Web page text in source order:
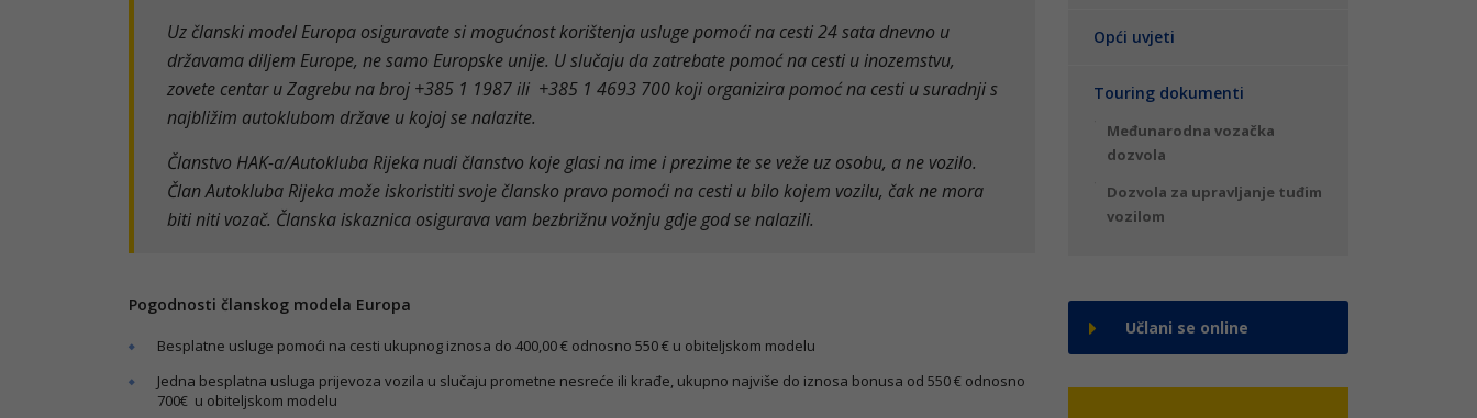
Uz članski model Europa osiguravate si mogućnost korištenja usluge pomoći na cesti 24 sata dnevno u
državama diljem Europe, ne samo Europske unije. U slučaju da zatrebate pomoć na cesti u inozemstvu,
zovete centar u Zagrebu na broj +385 1 1987 ili +385 1 4693 700 koji organizira pomoć na cesti u suradnji s
najbližim autoklubom države u kojoj se nalazite.
Članstvo HAK-a/Autokluba Rijeka nudi članstvo koje glasi na ime i prezime te se veže uz osobu, a ne vozilo.
Član Autokluba Rijeka može iskoristiti svoje člansko pravo pomoći na cesti u bilo kojem vozilu, čak ne mora
biti niti vozač. Članska iskaznica osigurava vam bezbrižnu vožnju gdje god se nalazili.
Pogodnosti članskog modela Europa
Besplatne usluge pomoći na cesti ukupnog iznosa do 400,00 € odnosno 550 € u obiteljskom modelu
Jedna besplatna usluga prijevoza vozila u slučaju prometne nesreće ili krađe, ukupno najviše do iznosa bonusa od 550 € odnosno
700€ u obiteljskom modelu
Opći uvjeti
Touring dokumenti
Međunarodna vozačka
dozvola
Dozvola za upravljanje tuđim
vozilom
Učlani se online